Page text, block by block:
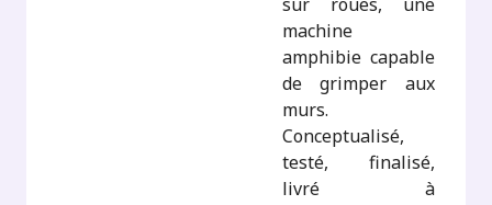
machine
amphibie capable
de grimper aux
murs.
Conceptualisé,
testé, finalisé,
livré à